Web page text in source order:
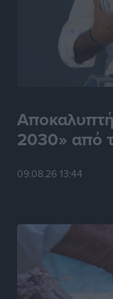
2030» από
09.08.26 13:44